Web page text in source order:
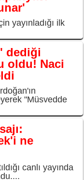
yayınladığı ilk
dediği
oldu! Naci
"Müsvedde
ne
canlı yayında